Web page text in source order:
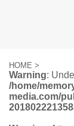
HOME >
Warning:
/home/
media.com/